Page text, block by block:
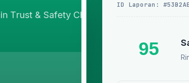
ID Laporan:
95